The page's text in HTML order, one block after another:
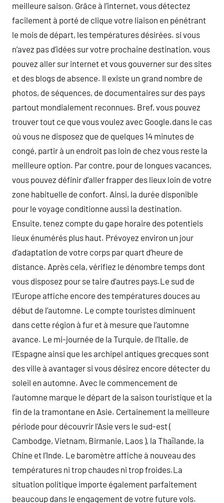
meilleure saison. Grâce à l’internet, vous détectez
facilement à porté de clique votre liaison en pénétrant
le mois de départ, les températures désirées. si vous
n’avez pas d’idées sur votre prochaine destination, vous
pouvez aller sur internet et vous gouverner sur des sites
et des blogs de absence. Il existe un grand nombre de
photos, de séquences, de documentaires sur des pays
partout mondialement reconnues. Bref, vous pouvez
trouver tout ce que vous voulez avec Google.dans le cas
où vous ne disposez que de quelques 14 minutes de
congé, partir à un endroit pas loin de chez vous reste la
meilleure option. Par contre, pour de longues vacances,
vous pouvez définir d’aller frapper des lieux loin de votre
zone habituelle de confort. Ainsi, la durée disponible
pour le voyage conditionne aussi la destination.
Ensuite, tenez compte du gape horaire des potentiels
lieux énumérés plus haut. Prévoyez environ un jour
d’adaptation de votre corps par quart d’heure de
distance. Après cela, vérifiez le dénombre temps dont
vous disposez pour se taire d’autres pays.Le sud de
l’Europe affiche encore des températures douces au
début de l’automne. Le compte touristes diminuent
dans cette région à fur et à mesure que l’automne
avance. Le mi-journée de la Turquie, de l’Italie, de
l’Espagne ainsi que les archipel antiques grecques sont
des ville à avantager si vous désirez encore détecter du
soleil en automne. Avec le commencement de
l’automne marque le départ de la saison touristique et la
fin de la tramontane en Asie. Certainement la meilleure
période pour découvrir l’Asie vers le sud-est (
Cambodge, Vietnam, Birmanie, Laos ), la Thaïlande, la
Chine et l’Inde. Le baromètre affiche à nouveau des
températures ni trop chaudes ni trop froides.La
situation politique importe également parfaitement
beaucoup dans le engagement de votre future vols.